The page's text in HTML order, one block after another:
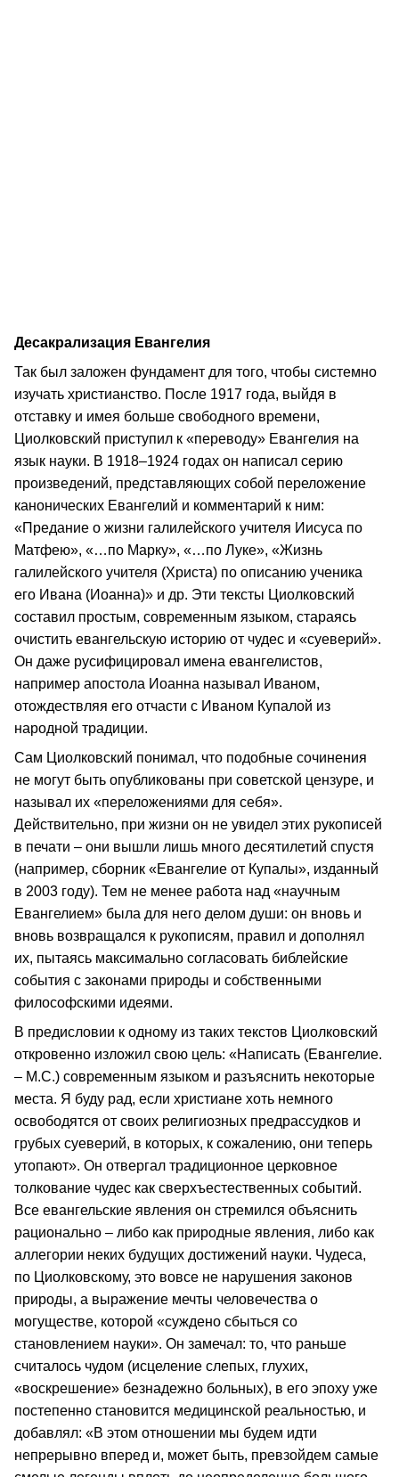
Десакрализация Евангелия
Так был заложен фундамент для того, чтобы системно
изучать христианство. После 1917 года, выйдя в
отставку и имея больше свободного времени,
Циолковский приступил к «переводу» Евангелия на
язык науки. В 1918–1924 годах он написал серию
произведений, представляющих собой переложение
канонических Евангелий и комментарий к ним:
«Предание о жизни галилейского учителя Иисуса по
Матфею», «…по Марку», «…по Луке», «Жизнь
галилейского учителя (Христа) по описанию ученика
его Ивана (Иоанна)» и др. Эти тексты Циолковский
составил простым, современным языком, стараясь
очистить евангельскую историю от чудес и «суеверий».
Он даже русифицировал имена евангелистов,
например апостола Иоанна называл Иваном,
отождествляя его отчасти с Иваном Купалой из
народной традиции.
Сам Циолковский понимал, что подобные сочинения
не могут быть опубликованы при советской цензуре, и
называл их «переложениями для себя».
Действительно, при жизни он не увидел этих рукописей
в печати – они вышли лишь много десятилетий спустя
(например, сборник «Евангелие от Купалы», изданный
в 2003 году). Тем не менее работа над «научным
Евангелием» была для него делом души: он вновь и
вновь возвращался к рукописям, правил и дополнял
их, пытаясь максимально согласовать библейские
события с законами природы и собственными
философскими идеями.
В предисловии к одному из таких текстов Циолковский
откровенно изложил свою цель: «Написать (Евангелие.
– М.С.) современным языком и разъяснить некоторые
места. Я буду рад, если христиане хоть немного
освободятся от своих религиозных предрассудков и
грубых суеверий, в которых, к сожалению, они теперь
утопают». Он отвергал традиционное церковное
толкование чудес как сверхъестественных событий.
Все евангельские явления он стремился объяснить
рационально – либо как природные явления, либо как
аллегории неких будущих достижений науки. Чудеса,
по Циолковскому, это вовсе не нарушения законов
природы, а выражение мечты человечества о
могуществе, которой «суждено сбыться со
становлением науки». Он замечал: то, что раньше
считалось чудом (исцеление слепых, глухих,
«воскрешение» безнадежно больных), в его эпоху уже
постепенно становится медицинской реальностью, и
добавлял: «В этом отношении мы будем идти
непрерывно вперед и, может быть, превзойдем самые